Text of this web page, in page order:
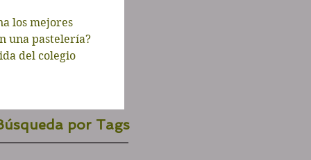
los mejores
una pastelería?
del colegio
por Tags